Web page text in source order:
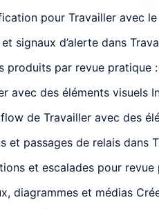
pour Travailler avec
signaux d’alerte dans
produits par revue
avec des éléments visuels
de Travailler avec des
et passages de relais dans
et escalades pour
diagrammes et médias